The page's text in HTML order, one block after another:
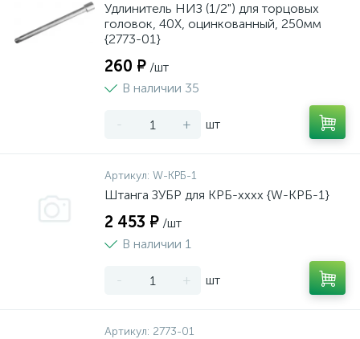
Удлинитель НИЗ (1/2") для торцовых
головок, 40Х, оцинкованный, 250мм
{2773-01}
260 ₽ /шт
В наличии 35
- + шт
Артикул: W-КРБ-1
Штанга ЗУБР для КРБ-хххх {W-КРБ-1}
2 453 ₽ /шт
В наличии 1
- + шт
Артикул: 2773-01